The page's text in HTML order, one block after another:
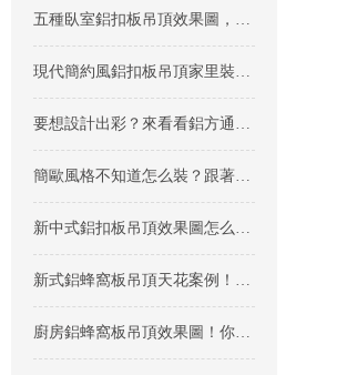
五種臥室鋁扣板吊頂效果圖，看完再裝也不完！
現代簡約風鋁扣板吊頂家里裝？顏值爆表還不過時！
要想設計出彩？來看看鋁方通吊頂效果圖合不合你心意
簡歐風格不知道怎么裝？跟著簡歐鋁扣板吊頂效果圖不出錯！
新中式鋁扣板吊頂效果圖怎么樣？看完在裝也不晚！
新式鋁蜂窩板吊頂天花案例！快來看看家里怎么裝好看
廚房鋁蜂窩板吊頂效果圖！你要不要進來了解一下？